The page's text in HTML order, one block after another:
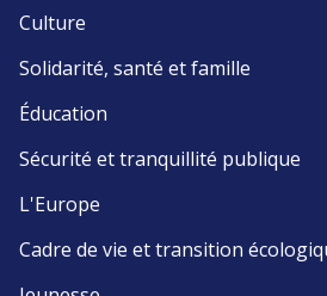
Culture
Solidarité, santé et famille
Éducation
Sécurité et tranquillité publique
L'Europe
Cadre de vie et transition